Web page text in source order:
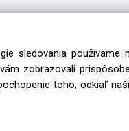
2000 priamo na
dodávateľov
sledovania používame
zobrazovali
toho, odkiaľ